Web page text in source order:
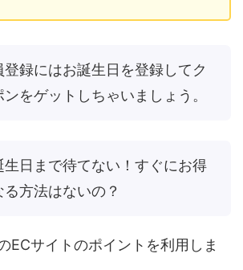
登録にはお誕生日を登録してク
ンをゲットしちゃいましょう。
生日まで待てない！すぐにお得
る方法はないの？
ECサイトのポイントを利用しま